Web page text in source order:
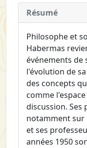
Résumé
Philosophe et
Habermas
événements de
l'évolution de
des concepts
comme
discussion. Ses
notamment sur
et ses
années 1950